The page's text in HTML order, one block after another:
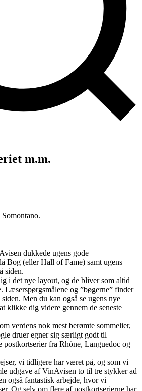
m.m.
dukkede ugens gode
Bog (eller Hall of Fame) samt ugens
siden.
i det nye layout, og de bliver som altid
Læserspørgsmålene og ”bøgerne” finder
Men du kan også se ugens nye
klikke dig videre gennem de seneste
verdens nok mest berømte sommelier,
druer egner sig særligt godt til
postkortserier fra Rhône, Languedoc og
vi tidligere har været på, og som vi
udgave af VinAvisen to til tre stykker ad
også fantastisk arbejde, hvor vi
Og selv om flere af postkortserierne har